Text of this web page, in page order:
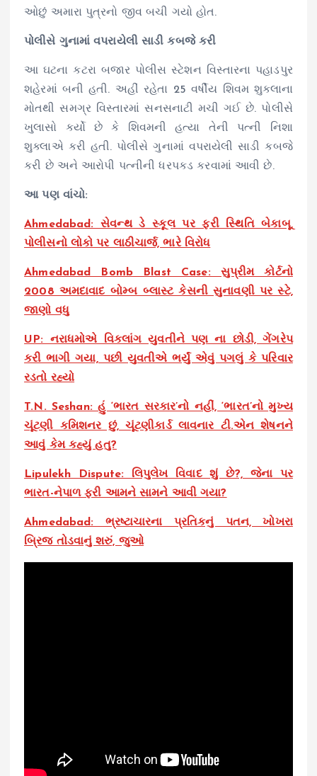
ઓછું અમારા પુત્રનો જીવ બચી ગયો હોત.
પોલીસે ગુનામાં વપરાયેલી સાડી કબજે કરી
આ ઘટના કટરા બજાર પોલીસ સ્ટેશન વિસ્તારના પહાડપુર
શહેરમાં બની હતી. અહીં રહેતા 25 વર્ષીય શિવમ શુક્લાના
મોતથી સમગ્ર વિસ્તારમાં સનસનાટી મચી ગઈ છે. પોલીસે
ખુલાસો કર્યો છે કે શિવમની હત્યા તેની પત્ની નિશા
શુક્લાએ કરી હતી. પોલીસે ગુનામાં વપરાયેલી સાડી કબજે
કરી છે અને આરોપી પત્નીની ધરપકડ કરવામાં આવી છે.
આ પણ વાંચો:
Ahmedabad: સેવન્થ ડે સ્કૂલ પર ફરી સ્થિતિ બેકાબૂ,
પોલીસનો લોકો પર લાઠીચાર્જ, ભારે વિરોધ
Ahmedabad Bomb Blast Case: સુપ્રીમ કોર્ટનો
2008 અમદાવાદ બોમ્બ બ્લાસ્ટ કેસની સુનાવણી પર સ્ટે,
જાણો વધુ
UP: નરાધમોએ વિકલાંગ યુવતીને પણ ના છોડી, ગેંગરેપ
કરી ભાગી ગયા, પછી યુવતીએ ભર્યું એવું પગલું કે પરિવાર
રડતો રહ્યો
T.N. Seshan: હું ‘ભારત સરકાર’નો નહીં, ‘ભારત’નો મુખ્ય
ચૂંટણી કમિશનર છું, ચૂંટણીકાર્ડ લાવનાર ટી.એન શેષનને
આવું કેમ કહ્યું હતુ?
Lipulekh Dispute: લિપુલેખ વિવાદ શું છે?, જેના પર
ભારત-નેપાળ ફરી આમને સામને આવી ગયા?
Ahmedabad: ભ્રષ્ટાચારના પ્રતિકનું પતન, ખોખરા
બ્રિજ તોડવાનું શરું, જુઓ